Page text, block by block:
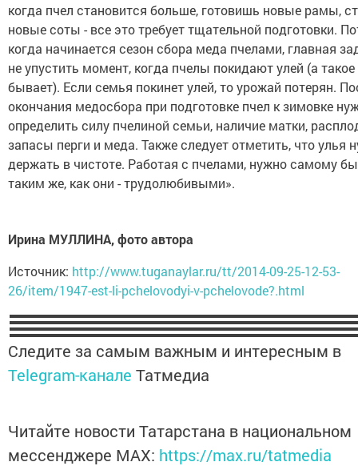
когда пчел становится больше, готовишь новые рамы,
новые соты - все это требует тщательной подготовки.
когда начинается сезон сбора меда пчелами, главная
не упустить момент, когда пчелы покидают улей (а такое
бывает). Если семья покинет улей, то урожай потерян.
окончания медосбора при подготовке пчел к зимовке
определить силу пчелиной семьи, наличие матки,
запасы перги и меда. Также следует отметить, что улья
держать в чистоте. Работая с пчелами, нужно самому
таким же, как они - трудолюбивыми».
Ирина МУЛЛИНА, фото автора
Источник: http://www.tuganaylar.ru/tt/2014-09-25-12-53-
26/item/1947-est-li-pchelovodyi-v-pchelovode?.html
Следите за самым важным и интересным в
Telegram-канале Татмедиа
Читайте новости Татарстана в национальном
мессенджере MАХ: https://max.ru/tatmedia